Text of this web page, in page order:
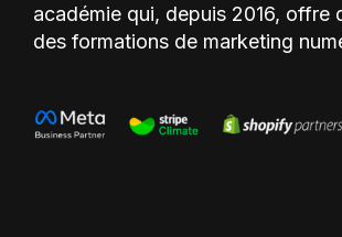
académie qui, depuis 2016, offre
des formations de marketing